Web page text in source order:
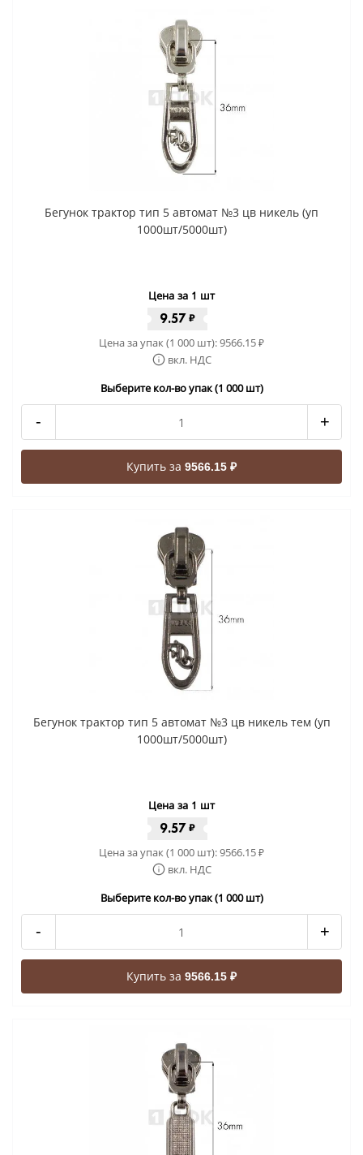
Бегунок трактор тип 5 автомат №3 цв никель (уп
1000шт/5000шт)
Цена за 1 шт
9.57₽
Цена за упак (1 000 шт):9566.15₽
вкл. НДС
Выберите кол-во упак (1 000 шт)
- +
Купить за 9566.15 ₽
Бегунок трактор тип 5 автомат №3 цв никель тем (уп
1000шт/5000шт)
Цена за 1 шт
9.57₽
Цена за упак (1 000 шт):9566.15₽
вкл. НДС
Выберите кол-во упак (1 000 шт)
- +
Купить за 9566.15 ₽